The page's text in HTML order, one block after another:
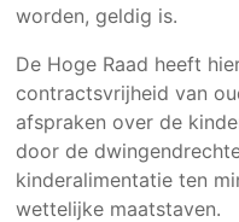
Winnaarsmentaliteit
Beschermd: Intern
Servicegericht
Landelijke dekking
Werken bij VDKB
worden, geldig is.
De Hoge Raad heeft
contractsvrijheid van
afspraken over de
door de
kinderalimentatie ten
wettelijke maatstaven.